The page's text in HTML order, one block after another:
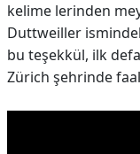
kelime lerinden
Duttweiller
bu teşekkül, ilk
Zürich şehrinde